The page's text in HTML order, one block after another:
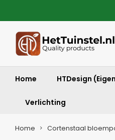
Home HTDesign
Verlichting
Home Cortenstaal